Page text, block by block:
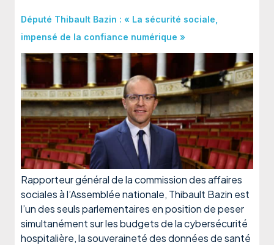
Député Thibault Bazin : « La sécurité sociale,
impensé de la confiance numérique »
Rapporteur général de la commission des affaires
sociales à l’Assemblée nationale, Thibault Bazin est
l’un des seuls parlementaires en position de peser
simultanément sur les budgets de la cybersécurité
hospitalière, la souveraineté des données de santé